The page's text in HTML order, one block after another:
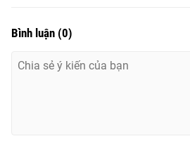
Bình luận (0)